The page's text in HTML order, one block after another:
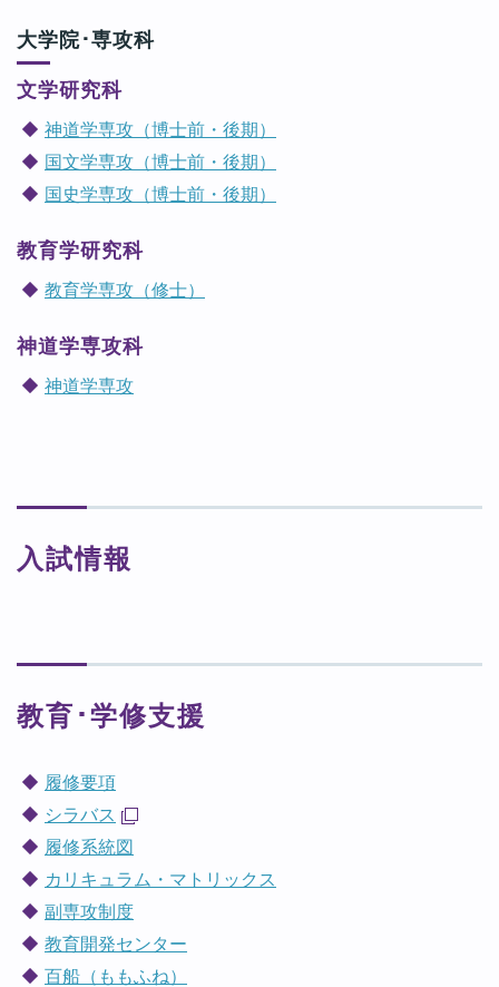
大学院･専攻科
文学研究科
神道学専攻（博士前・後期）
国文学専攻（博士前・後期）
国史学専攻（博士前・後期）
教育学研究科
教育学専攻（修士）
神道学専攻科
神道学専攻
入試情報
教育･学修支援
履修要項
シラバス
履修系統図
カリキュラム・マトリックス
副専攻制度
教育開発センター
百船（ももふね）